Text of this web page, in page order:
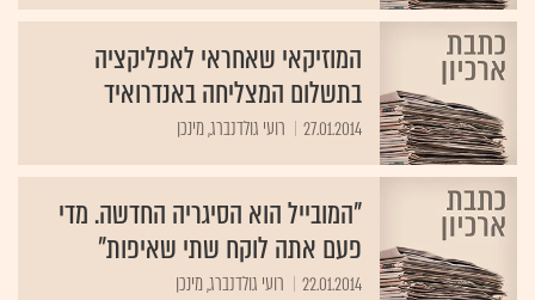
המוזיקאי שאחראי לאפליקציה
בתשלום המצליחה באנדרואיד
27.01.2014 רועי גולדנברג, מינכן
"המובייל הוא הסיגריה החדשה. מדי
פעם אתה לוקח שתי שאיפות"
22.01.2014 רועי גולדנברג, מינכן